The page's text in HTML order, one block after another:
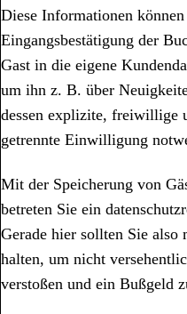
Diese Informationen
Eingangsbestätigung der
Gast in die eigene
um ihn z. B. über
dessen explizite, freiwillige
getrennte Einwilligung
Mit der Speicherung von
betreten Sie ein
Gerade hier sollten Sie
halten, um nicht
verstoßen und ein Bußgeld